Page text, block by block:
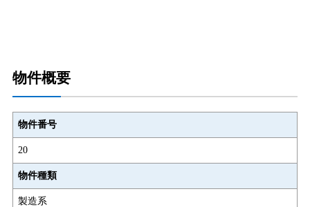
物件概要
物件番号
20
物件種類
製造系